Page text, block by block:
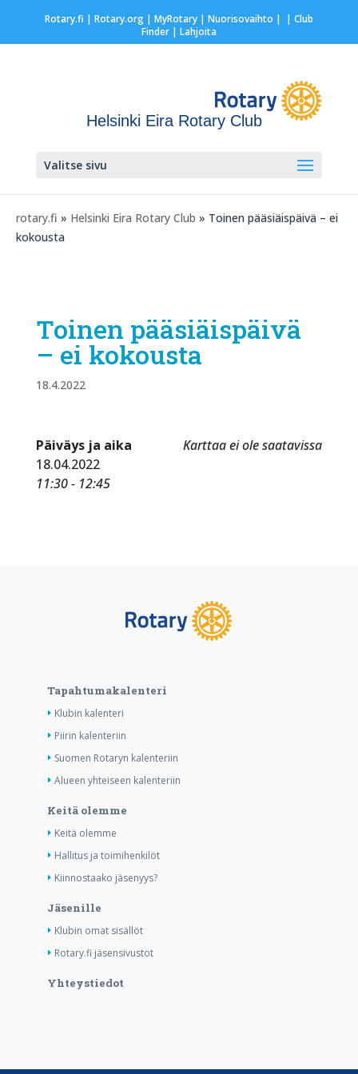
Rotary.fi | Rotary.org| MyRotary | Nuorisovaihto | | Club
Finder| Lahjoita
Helsinki Eira Rotary Club
Valitse sivu
rotary.fi » Helsinki Eira Rotary Club » Toinen pääsiäispäivä – ei
kokousta
Toinen pääsiäispäivä
– ei kokousta
18.4.2022
Karttaa ei ole saatavissa
Päiväys ja aika
18.04.2022
11:30 - 12:45
Tapahtumakalenteri
Klubin kalenteri
Piirin kalenteriin
Suomen Rotaryn kalenteriin
Alueen yhteiseen kalenteriin
Keitä olemme
Keitä olemme
Hallitus ja toimihenkilöt
Kiinnostaako jäsenyys?
Jäsenille
Klubin omat sisällöt
Rotary.fi jäsensivustot
Yhteystiedot